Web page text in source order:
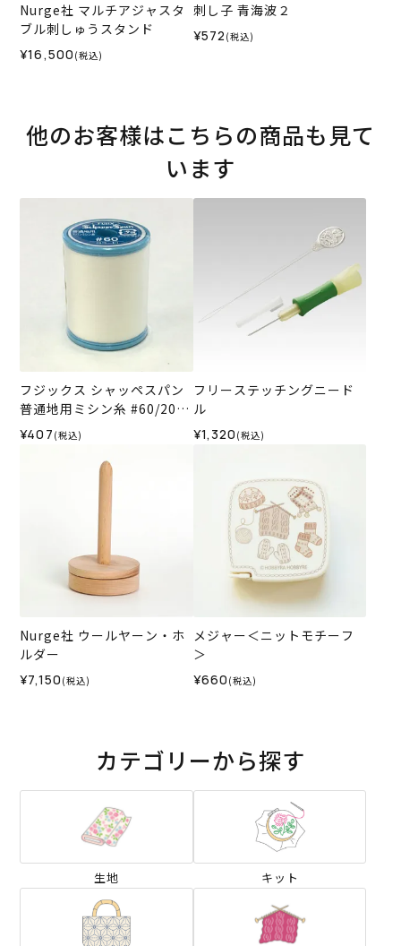
Nurge社 マルチアジャスタ
ブル刺しゅうスタンド
¥16,500 (税込)
刺し子 青海波２
¥572 (税込)
他のお客様はこちらの商品も見て
います
フジックス シャッペスパン
普通地用ミシン糸 #60/200
m col.403＜キナリ＞
¥407 (税込)
フリーステッチングニード
ル
¥1,320 (税込)
Nurge社 ウールヤーン・ホ
ルダー
¥7,150 (税込)
メジャー＜ニットモチーフ
＞
¥660 (税込)
カテゴリーから探す
生地 キット